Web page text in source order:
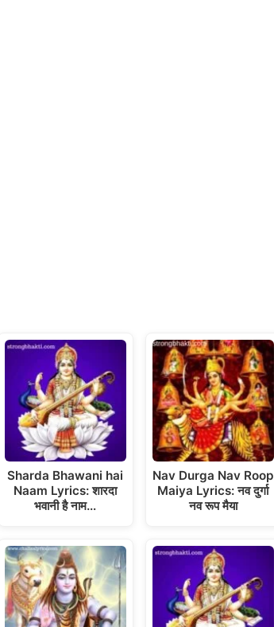
Sharda Bhawani hai
Naam Lyrics: शारदा
भवानी है नाम…
Nav Durga Nav Roop
Maiya Lyrics: नव दुर्गा
नव रूप मैया